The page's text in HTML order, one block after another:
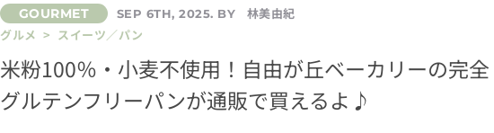
SEP 6TH, 2025. BY
林美由紀
グルメ > スイーツ／パン
米粉100％・小麦不使用！自由が丘ベーカリーの完全
グルテンフリーパンが通販で買えるよ♪